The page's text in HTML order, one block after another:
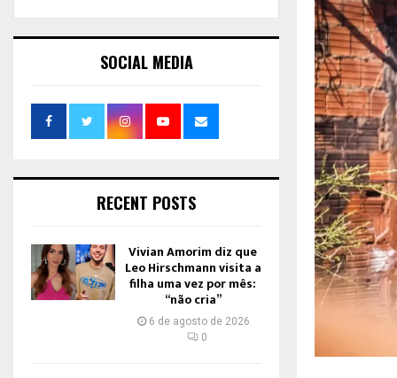
SOCIAL MEDIA
RECENT POSTS
Vivian Amorim diz que
Leo Hirschmann visita a
filha uma vez por mês:
“não cria”
6 de agosto de 2026
0